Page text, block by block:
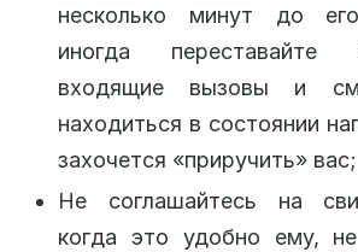
несколько минут до его
иногда переставайте
входящие вызовы и
находиться в состоянии
захочется «приручить» вас;
Не соглашайтесь на
когда это удобно ему,